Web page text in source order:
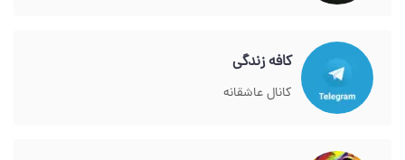
کافه زندگی
کانال عاشقانه